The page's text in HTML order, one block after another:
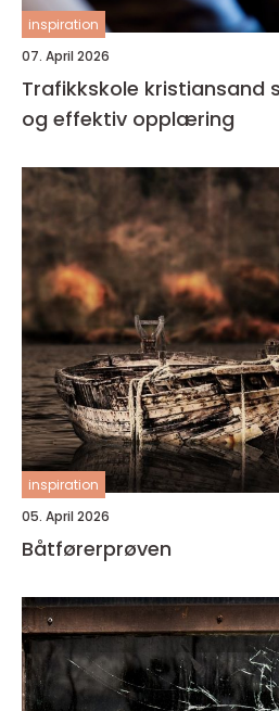
inspiration
07. April 2026
Trafikkskole kristiansand slik finner du trygg
og effektiv opplæring
inspiration
05. April 2026
Båtførerprøven